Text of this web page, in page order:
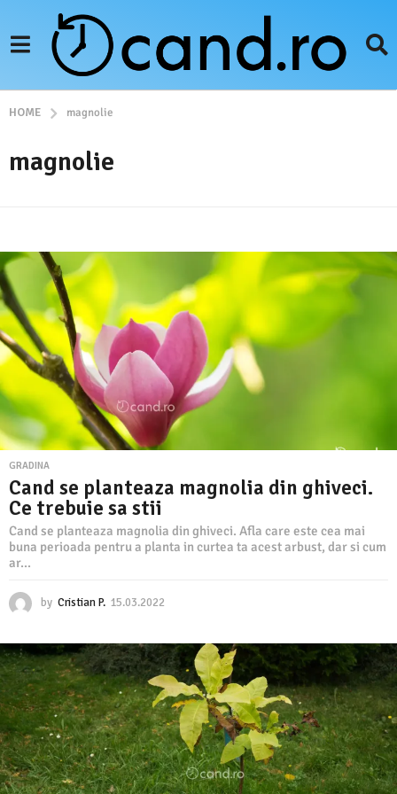
HOME magnolie
magnolie
GRADINA
Cand se planteaza magnolia din ghiveci.
Ce trebuie sa stii
Cand se planteaza magnolia din ghiveci. Afla care este cea mai
buna perioada pentru a planta in curtea ta acest arbust, dar si cum
ar...
by Cristian P. 15.03.2022
0
3
.
2
0
2
2